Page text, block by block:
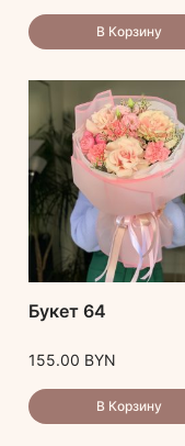
В Корзину
Букет 64
155.00 BYN
В Корзину